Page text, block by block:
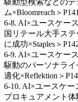
ム×Bloomreach＞P141
6-8. AI×ユースケー
国リテール大手ス
に成功×Staples＞
6-9. AI×ユースケー
駆動のパーソナラ
適化×Reflektion＞
6-10. AI×ユースケ
プロキュアメント体